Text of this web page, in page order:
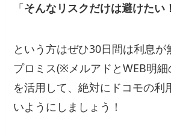
「そんなリスクだけは避けたい！
という方はぜひ30日間は利息が
プロミス(※メルアドとWEB明
を活用して、絶対にドコモの利
いようにしましょう！